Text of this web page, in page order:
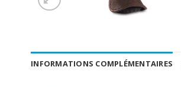
INFORMATIONS COMPLÉMENTAIRES